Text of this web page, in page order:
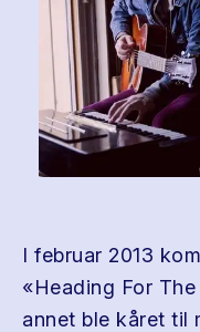
I februar 2013
«Heading For
annet ble kåret til